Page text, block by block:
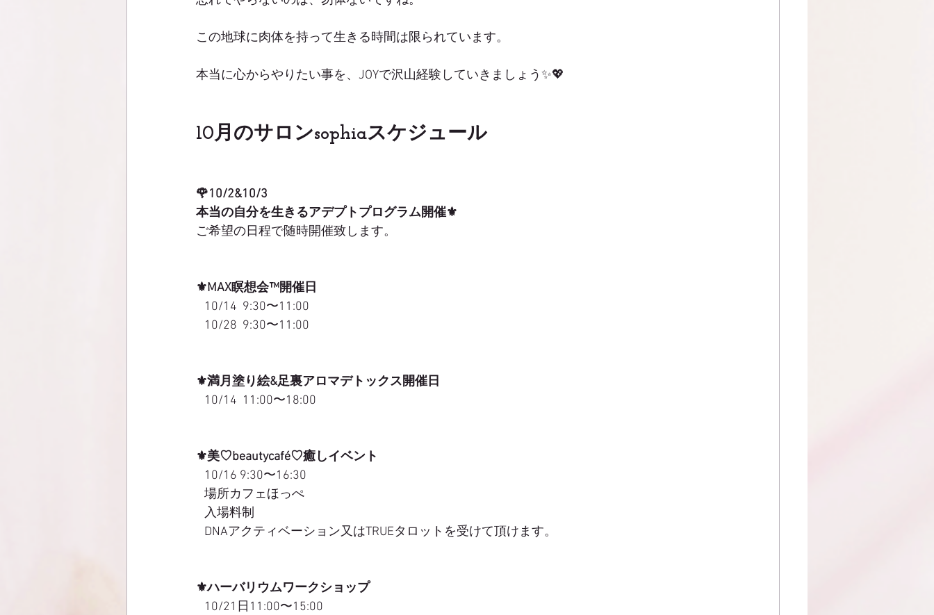
この地球に肉体を持って生きる時間は限られています。
本当に心からやりたい事を、JOYで沢山経験していきましょう✨💖
10月のサロンsophiaスケジュール
🌹10/2&10/3
本当の自分を生きるアデプトプログラム開催⚜️
ご希望の日程で随時開催致します。
⚜️MAX瞑想会™️開催日
10/14  9:30〜11:00
10/28  9:30〜11:00
⚜️満月塗り絵&足裏アロマデトックス開催日
10/14  11:00〜18:00
⚜️美♡beautycafé♡癒しイベント
10/16 9:30〜16:30
場所カフェほっぺ
入場料制
DNAアクティベーション又はTRUEタロットを受けて頂けます。
⚜️ハーバリウムワークショップ
10/21日11:00〜15:00